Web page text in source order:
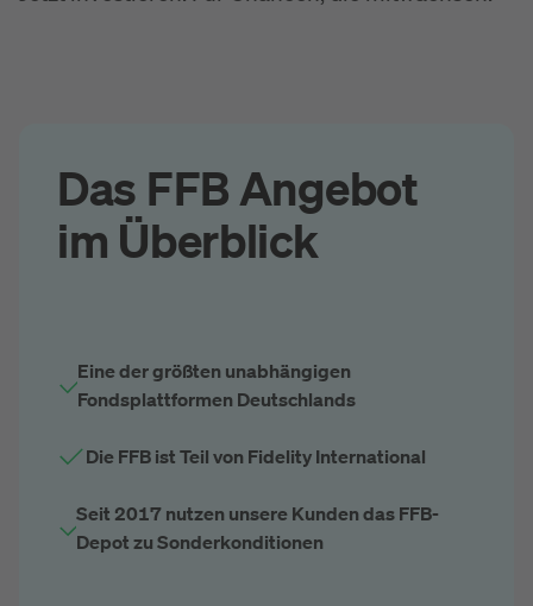
Das FFB Angebot
im Überblick
Eine der größten unabhängigen
Fondsplattformen Deutschlands
Die FFB ist Teil von Fidelity International
Seit 2017 nutzen unsere Kunden das FFB-
Depot zu Sonderkonditionen